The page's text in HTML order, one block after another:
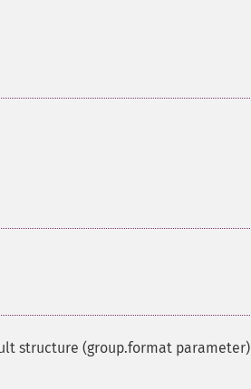
structure (group.format parameter)